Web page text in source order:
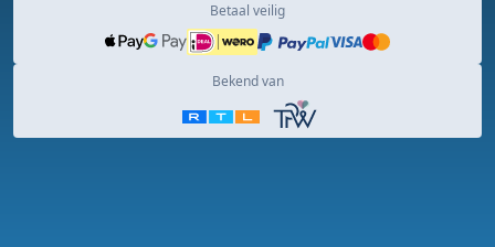
Betaal veilig
Bekend van